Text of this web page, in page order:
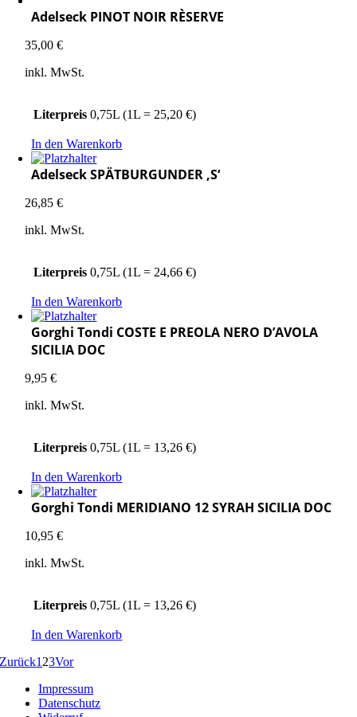
Adelseck PINOT NOIR RÈSERVE
35,00€
inkl. MwSt.
Literpreis 0,75L (1L = 25,20 €)
In den Warenkorb
Adelseck SPÄTBURGUNDER ‚S‘
26,85€
inkl. MwSt.
Literpreis 0,75L (1L = 24,66 €)
In den Warenkorb
Gorghi Tondi COSTE E PREOLA NERO D’AVOLA
SICILIA DOC
9,95€
inkl. MwSt.
Literpreis 0,75L (1L = 13,26 €)
In den Warenkorb
Gorghi Tondi MERIDIANO 12 SYRAH SICILIA DOC
10,95€
inkl. MwSt.
Literpreis 0,75L (1L = 13,26 €)
In den Warenkorb
Zurück1 23Vor
Impressum
Datenschutz